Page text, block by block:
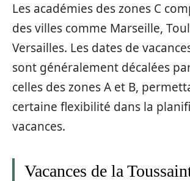
Les académies des zones C
des villes comme Marseille,
Versailles. Les dates de
sont généralement décalées
celles des zones A et B,
certaine flexibilité dans la
vacances.
Vacances de la